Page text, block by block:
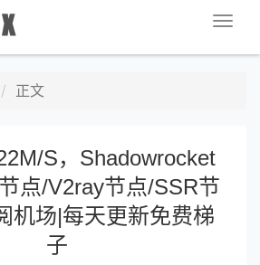
正文
S，Shadowrocket
点/V2ray节点/SSR节
机场|每天更新免费梯
子